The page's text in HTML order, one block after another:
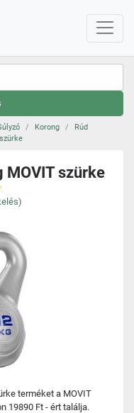
Korong
Rúd
MOVIT szürke
terméket a MOVIT
19890 Ft - ért találja.